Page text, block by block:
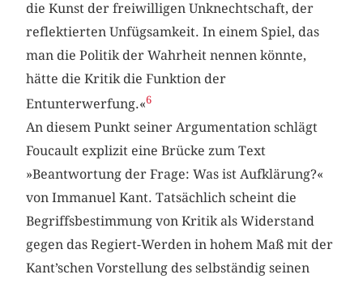
die Kunst der freiwilligen Unknechtschaft, der
reflektierten Unfügsamkeit. In einem Spiel, das
man die Politik der Wahrheit nennen könnte,
hätte die Kritik die Funktion der
Entunterwerfung.«6
An diesem Punkt seiner Argumentation schlägt
Foucault explizit eine Brücke zum Text
»Beantwortung der Frage: Was ist Aufklärung?«
von Immanuel Kant. Tatsächlich scheint die
Begriffsbestimmung von Kritik als Widerstand
gegen das Regiert-Werden in hohem Maß mit der
Kant’schen Vorstellung des selbständig seinen